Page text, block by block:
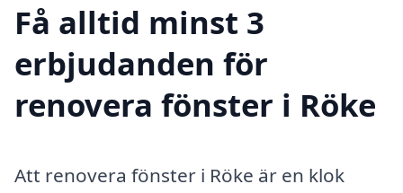
Få alltid minst 3
erbjudanden för
renovera fönster i Röke
Att renovera fönster i Röke är en klok